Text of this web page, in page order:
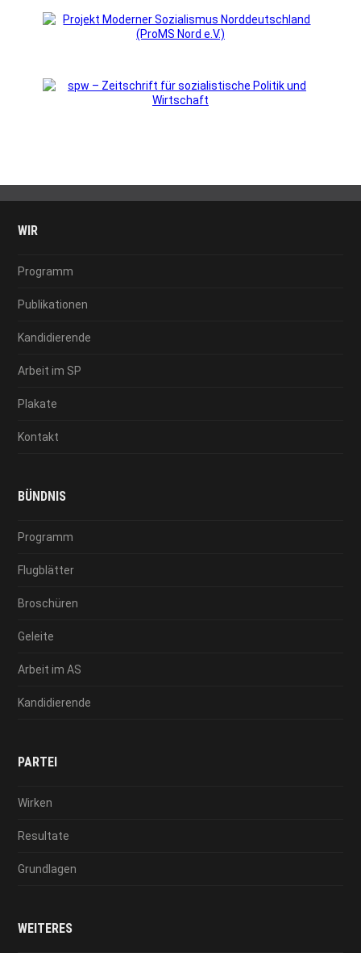
WIR
Programm
Publikationen
Kandidierende
Arbeit im SP
Plakate
Kontakt
BÜNDNIS
Programm
Flugblätter
Broschüren
Geleite
Arbeit im AS
Kandidierende
PARTEI
Wirken
Resultate
Grundlagen
WEITERES